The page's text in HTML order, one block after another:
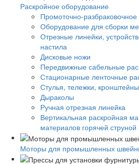
Раскройное оборудование
Промоточно-
Оборудование для сборки
Отрезные линейки,
настила
Дисковые ножи
Передвижные сабельные
Стационарные ленточные
Стулья, тележки, кронштейны
Дыраколы
Ручная отрезная линейка
Вертикальная раскройная
материалов горячей струной
Моторы для промышленных